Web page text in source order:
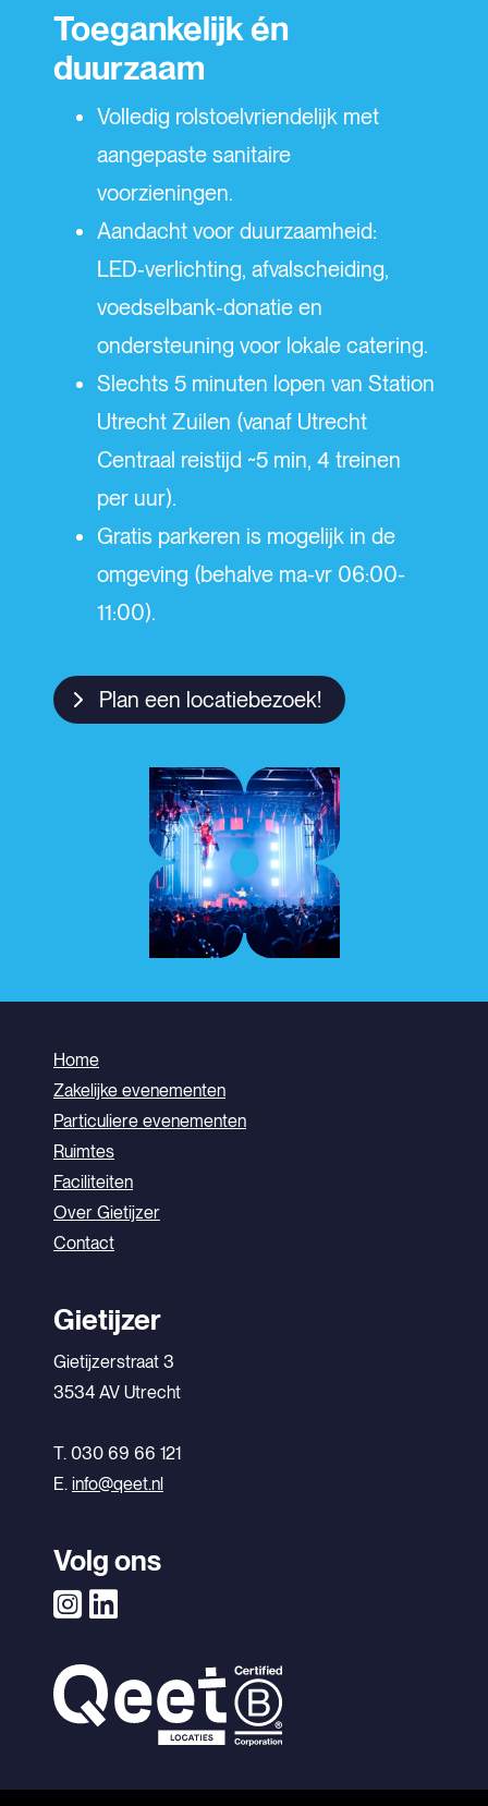
Toegankelijk én
duurzaam
Volledig rolstoelvriendelijk met
aangepaste sanitaire
voorzieningen.
Aandacht voor duurzaamheid:
LED‑verlichting, afvalscheiding,
voedselbank‑donatie en
ondersteuning voor lokale catering.
Slechts 5 minuten lopen van Station
Utrecht Zuilen (vanaf Utrecht
Centraal reistijd ~5 min, 4 treinen
per uur).
Gratis parkeren is mogelijk in de
omgeving (behalve ma-vr 06:00-
11:00).
Plan een locatiebezoek!
Home
Zakelijke evenementen
Particuliere evenementen
Ruimtes
Faciliteiten
Over Gietijzer
Contact
Gietijzer
Gietijzerstraat 3
3534 AV Utrecht
T. 030 69 66 121
E. info@qeet.nl
Volg ons